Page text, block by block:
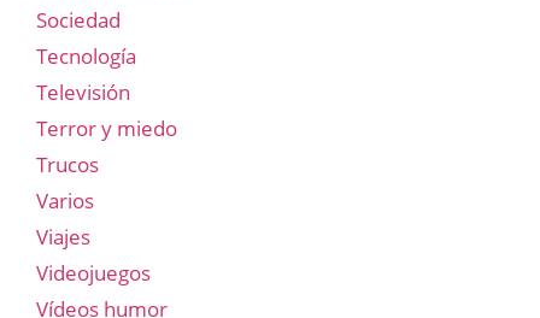
Sociedad
Tecnología
Televisión
Terror y miedo
Trucos
Varios
Viajes
Videojuegos
Vídeos humor